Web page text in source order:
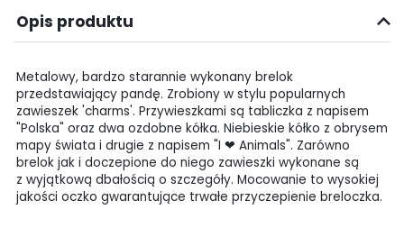
Opis produktu
Metalowy, bardzo starannie wykonany brelok
przedstawiający pandę. Zrobiony w stylu popularnych
zawieszek 'charms'. Przywieszkami są tabliczka z napisem
"Polska" oraz dwa ozdobne kółka. Niebieskie kółko z obrysem
mapy świata i drugie z napisem "I ❤ Animals". Zarówno
brelok jak i doczepione do niego zawieszki wykonane są
z wyjątkową dbałością o szczegóły. Mocowanie to wysokiej
jakości oczko gwarantujące trwałe przyczepienie breloczka.